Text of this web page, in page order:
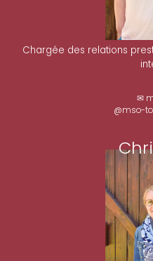
Chargée des relations
✉
@mso-